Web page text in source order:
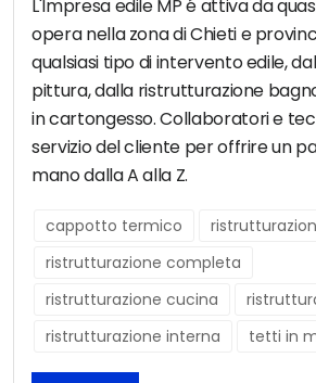
L'Impresa edile MP é attiva da
opera nella zona di Chieti e
qualsiasi tipo di intervento edile,
pittura, dalla ristrutturazione
in cartongesso. Collaboratori e
servizio del cliente per offrire un
mano dalla A alla Z.
cappotto termico
ristrutturazione completa
ristrutturazione cucina
ristrutturazione interna
tetti in